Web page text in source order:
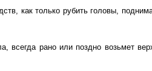
как только рубить головы,
всегда рано или поздно возьмет